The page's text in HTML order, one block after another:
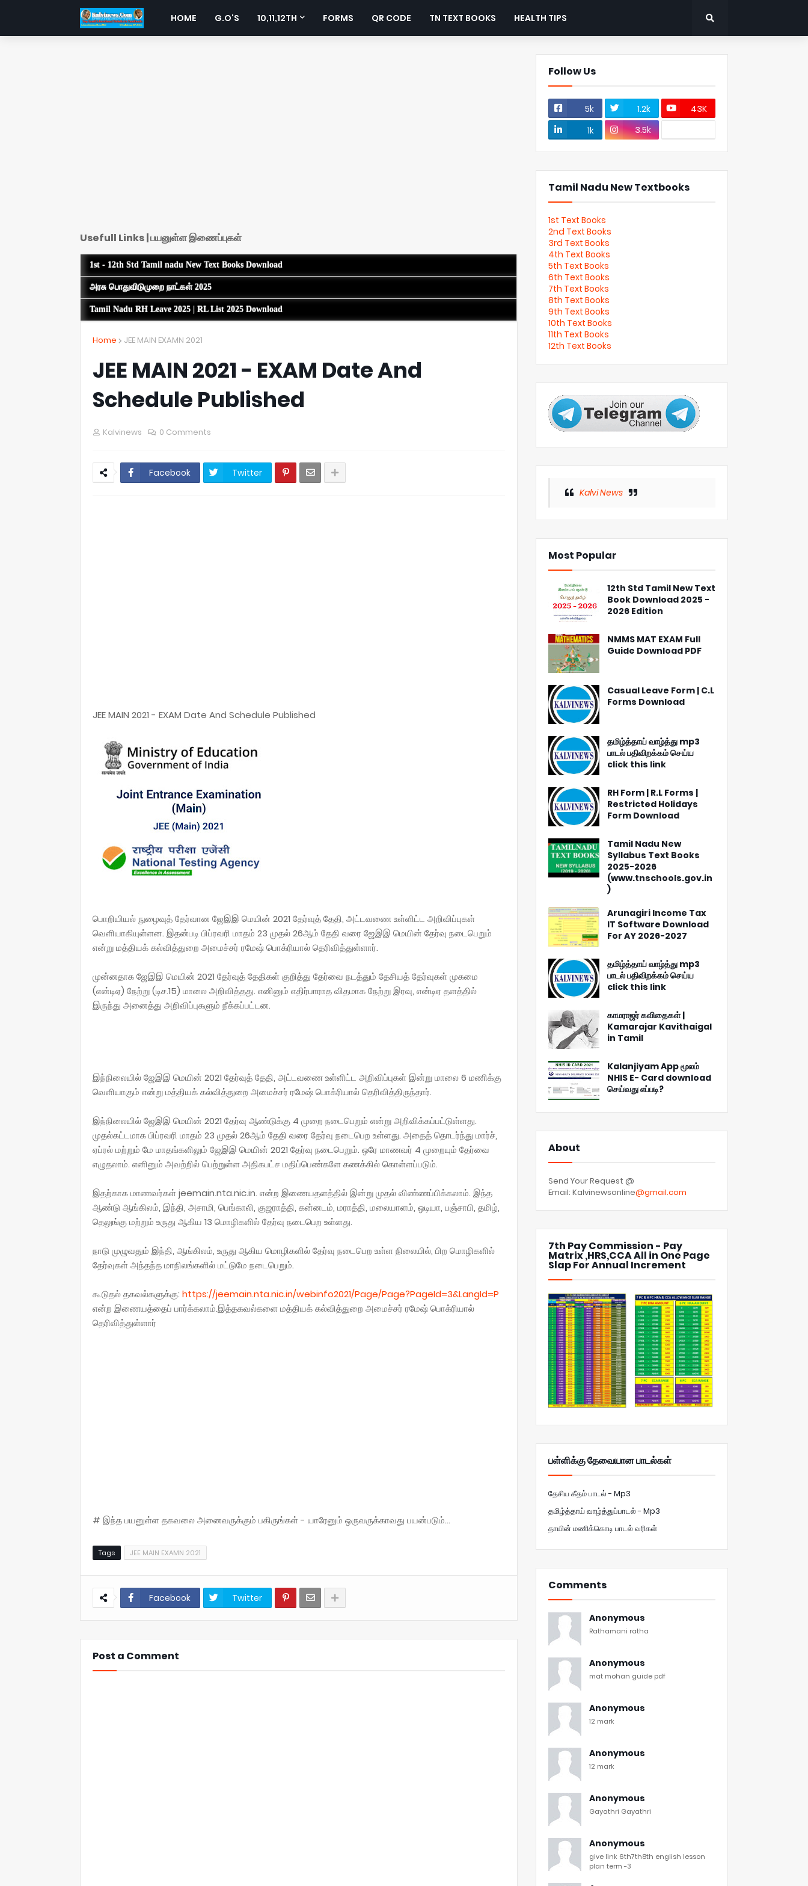
HOME G.O'S 10,11,12TH FORMS QR CODE TN TEXT BOOKS HEALTH TIPS
Usefull Links | பயனுள்ள இணைப்புகள்
1st - 12th Std Tamil nadu New Text Books Download
அரசு பொதுவிடுமுறை நாட்கள் 2025
Tamil Nadu RH Leave 2025 | RL List 2025 Download
Home JEE MAIN EXAMN 2021
JEE MAIN 2021 - EXAM Date And
Schedule Published
Kalvinews 0 Comments
Facebook Twitter
JEE MAIN 2021 - EXAM Date And Schedule Published
பொறியியல் நுழைவுத் தேர்வான ஜேஇஇ மெயின் 2021 தேர்வுத் தேதி, அட்டவணை உள்ளிட்ட அறிவிப்புகள்
வெளியாகியுள்ளன. இதன்படி பிப்ரவரி மாதம் 23 முதல் 26ஆம் தேதி வரை ஜேஇஇ மெயின் தேர்வு நடைபெறும்
என்று மத்தியக் கல்வித்துறை அமைச்சர் ரமேஷ் பொக்ரியால் தெரிவித்துள்ளார்.
முன்னதாக ஜேஇஇ மெயின் 2021 தேர்வுத் தேதிகள் குறித்து தேர்வை நடத்தும் தேசியத் தேர்வுகள் முகமை
(என்டிஏ) நேற்று (டிச.15) மாலை அறிவித்தது. எனினும் எதிர்பாராத விதமாக நேற்று இரவு, என்டிஏ தளத்தில்
இருந்து அனைத்து அறிவிப்புகளும் நீக்கப்பட்டன.
இந்நிலையில் ஜேஇஇ மெயின் 2021 தேர்வுத் தேதி, அட்டவணை உள்ளிட்ட அறிவிப்புகள் இன்று மாலை 6 மணிக்கு
வெளியாகும் என்று மத்தியக் கல்வித்துறை அமைச்சர் ரமேஷ் பொக்ரியால் தெரிவித்திருந்தார்.
இந்நிலையில் ஜேஇஇ மெயின் 2021 தேர்வு ஆண்டுக்கு 4 முறை நடைபெறும் என்று அறிவிக்கப்பட்டுள்ளது.
முதல்கட்டமாக பிப்ரவரி மாதம் 23 முதல் 26ஆம் தேதி வரை தேர்வு நடைபெற உள்ளது. அதைத் தொடர்ந்து மார்ச்,
ஏப்ரல் மற்றும் மே மாதங்களிலும் ஜேஇஇ மெயின் 2021 தேர்வு நடைபெறும். ஒரே மாணவர் 4 முறையும் தேர்வை
எழுதலாம். எனினும் அவற்றில் பெற்றுள்ள அதிகபட்ச மதிப்பெண்களே கணக்கில் கொள்ளப்படும்.
இதற்காக மாணவர்கள் jeemain.nta.nic.in. என்ற இணையதளத்தில் இன்று முதல் விண்ணப்பிக்கலாம். இந்த
ஆண்டு ஆங்கிலம், இந்தி, அசாமி, பெங்காலி, குஜராத்தி, கன்னடம், மராத்தி, மலையாளம், ஒடியா, பஞ்சாபி, தமிழ்,
தெலுங்கு மற்றும் உருது ஆகிய 13 மொழிகளில் தேர்வு நடைபெற உள்ளது.
நாடு முழுவதும் இந்தி, ஆங்கிலம், உருது ஆகிய மொழிகளில் தேர்வு நடைபெற உள்ள நிலையில், பிற மொழிகளில்
தேர்வுகள் அந்தந்த மாநிலங்களில் மட்டுமே நடைபெறும்.
கூடுதல் தகவல்களுக்கு: https://jeemain.nta.nic.in/webinfo2021/Page/Page?PageId=3&LangId=P
என்ற இணையத்தைப் பார்க்கலாம்.இத்தகவல்களை மத்தியக் கல்வித்துறை அமைச்சர் ரமேஷ் பொக்ரியால்
தெரிவித்துள்ளார்
# இந்த பயனுள்ள தகவலை அனைவருக்கும் பகிருங்கள் - யாரேனும் ஒருவருக்காவது பயன்படும்...
Tags JEE MAIN EXAMN 2021
Facebook Twitter
Post a Comment
Follow Us
5k 1.2k
43K
1k
3.5k
Tamil Nadu New Textbooks
1st Text Books
2nd Text Books
3rd Text Books
4th Text Books
5th Text Books
6th Text Books
7th Text Books
8th Text Books
9th Text Books
10th Text Books
11th Text Books
12th Text Books
Kalvi News
Most Popular
12th Std Tamil New Text
Book Download 2025 -
2026 Edition
NMMS MAT EXAM Full
Guide Download PDF
Casual Leave Form | C.L
Forms Download
தமிழ்த்தாய் வாழ்த்து mp3
பாடல் பதிவிறக்கம் செய்ய
click this link
RH Form | R.L Forms |
Restricted Holidays
Form Download
Tamil Nadu New
Syllabus Text Books
2025-2026
(www.tnschools.gov.in
)
Arunagiri Income Tax
IT Software Download
For AY 2026-2027
தமிழ்த்தாய் வாழ்த்து mp3
பாடல் பதிவிறக்கம் செய்ய
click this link
காமராஜர் கவிதைகள் |
Kamarajar Kavithaigal
in Tamil
Kalanjiyam App மூலம்
NHIS E- Card download
செய்வது எப்படி?
About
Send Your Request @
Email: Kalvinewsonline@gmail.com
7th Pay Commission - Pay
Matrix ,HRS,CCA All in One Page
Slap For Annual Increment
பள்ளிக்கு தேவையான பாடல்கள்
தேசிய கீதம் பாடல் - Mp3
தமிழ்த்தாய் வாழ்த்துப்பாடல் - Mp3
தாயின் மணிக்கொடி பாடல் வரிகள்
Comments
Anonymous
Rathamani ratha
Anonymous
mat mohan guide pdf
Anonymous
12 mark
Anonymous
12 mark
Anonymous
Gayathri Gayathri
Anonymous
give link 6th7th8th english lesson
plan term -3